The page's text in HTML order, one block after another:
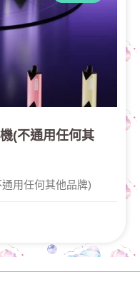
(不通用任何其
用任何其他品牌)